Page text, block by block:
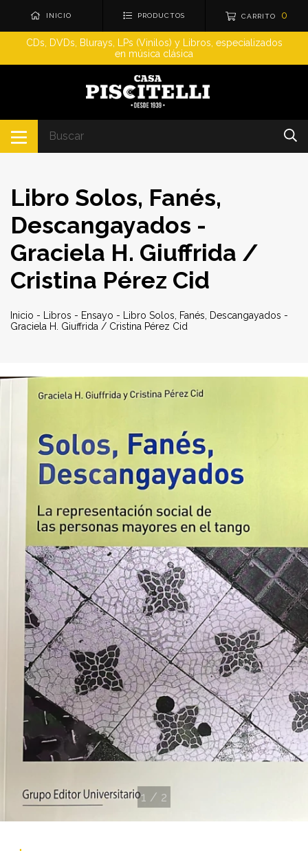
INICIO PRODUCTOS CARRITO 0
CDs, DVDs, Blurays, LPs (Vinilos) y Libros, especializados
en música clásica
Libro Solos, Fanés,
Descangayados -
Graciela H. Giuffrida /
Cristina Pérez Cid
Inicio - Libros - Ensayo -
Libro Solos, Fanés, Descangayados -
Graciela H. Giuffrida / Cristina Pérez Cid
1 / 2